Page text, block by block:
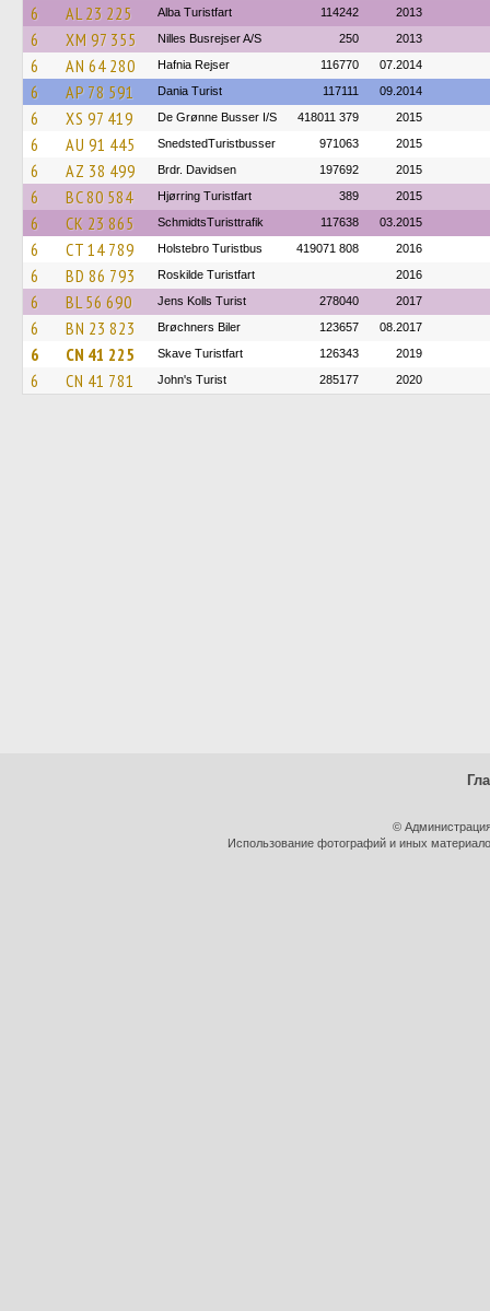
6 AL 23 225 Alba Turistfart 114242 2013
6 XM 97 355 Nilles Busrejser A/S 250 2013
6 AN 64 280 Hafnia Rejser 116770 07.2014
6 AP 78 591 Dania Turist 117111 09.2014
6 XS 97 419 De Grønne Busser I/S 418011 379 2015
6 AU 91 445 SnedstedTuristbusser 971063 2015
6 AZ 38 499 Brdr. Davidsen 197692 2015
6 BC 80 584 Hjørring Turistfart 389 2015
6 CK 23 865 SchmidtsTuristtrafik 117638 03.2015
6 CT 14 789 Holstebro Turistbus 419071 808 2016
6 BD 86 793 Roskilde Turistfart 2016
6 BL 56 690 Jens Kolls Turist 278040 2017
6 BN 23 823 Brøchners Biler 123657 08.2017
6 CN 41 225 Skave Turistfart 126343 2019
6 CN 41 781 John's Turist 285177 2020
©
Использование фотографий и иных